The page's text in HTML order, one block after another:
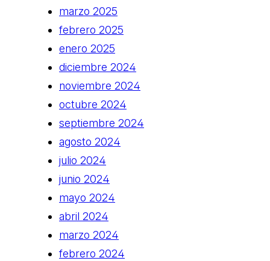
marzo 2025
febrero 2025
enero 2025
diciembre 2024
noviembre 2024
octubre 2024
septiembre 2024
agosto 2024
julio 2024
junio 2024
mayo 2024
abril 2024
marzo 2024
febrero 2024